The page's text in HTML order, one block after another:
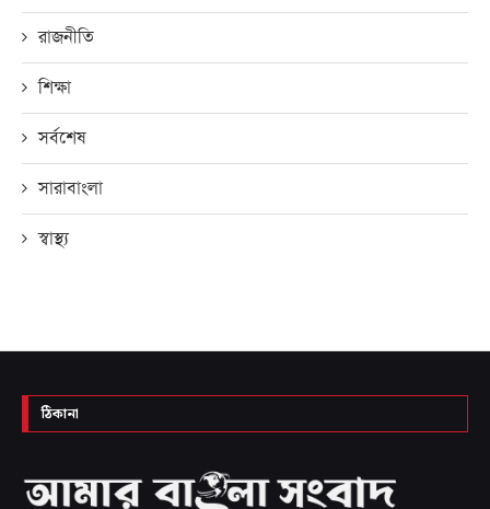
রাজনীতি
শিক্ষা
সর্বশেষ
সারাবাংলা
স্বাস্থ্য
ঠিকানা